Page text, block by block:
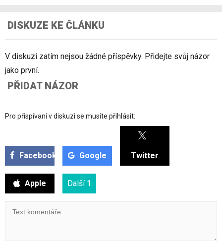
DISKUZE KE ČLÁNKU
V diskuzi zatím nejsou žádné příspěvky. Přidejte svůj názor
jako první.
PŘIDAT NÁZOR
Pro přispívaní v diskuzi se musíte přihlásit:
Facebook Google Twitter
Apple Další 1